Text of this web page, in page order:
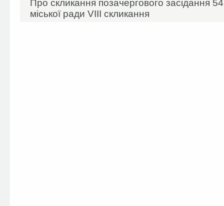
Про скликання позачергового засідання 54-
міської ради VIIІ скликання